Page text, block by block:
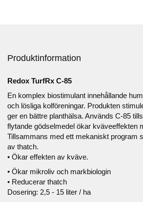
Produktinformation
Redox TurfRx C-85
En komplex biostimulant innehållande
och lösliga kolföreningar. Produkten
ger en bättre planthälsa. Används C-85
flytande gödselmedel ökar kväveeffekten
Tillsammans med ett mekaniskt program
av thatch.
• Ökar effekten av kväve.
• Ökar mikroliv och markbiologin
• Reducerar thatch
Dosering: 2,5 - 15 liter / ha